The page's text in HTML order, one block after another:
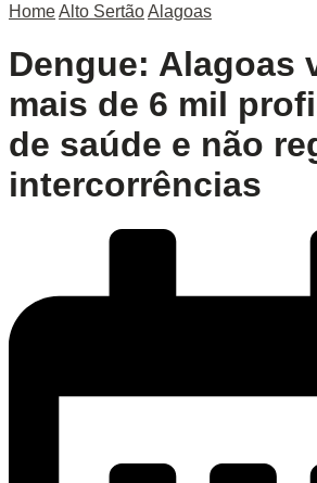
HomeAlto SertãoAlagoas
Dengue: Alagoas
mais de 6 mil
de saúde e não
intercorrências